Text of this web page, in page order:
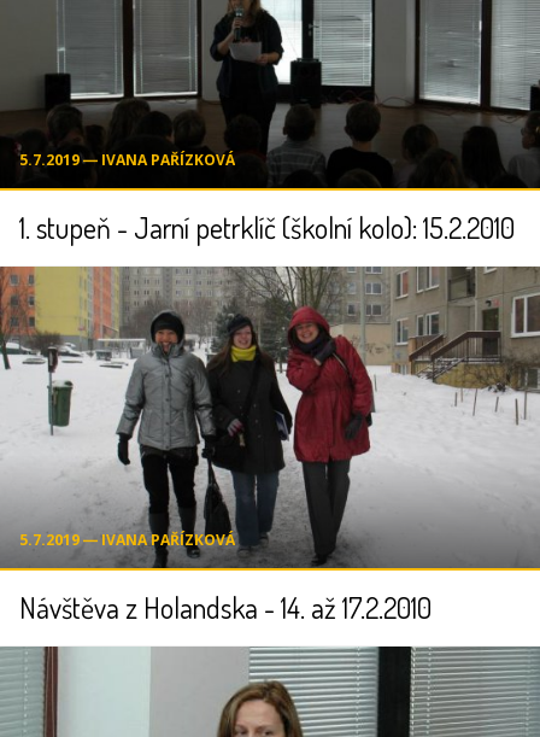
5.7.2019 ― IVANA PAŘÍZKOVÁ
1. stupeň - Jarní petrklíč (školní kolo): 15.2.2010
5.7.2019 ― IVANA PAŘÍZKOVÁ
Návštěva z Holandska - 14. až 17.2.2010